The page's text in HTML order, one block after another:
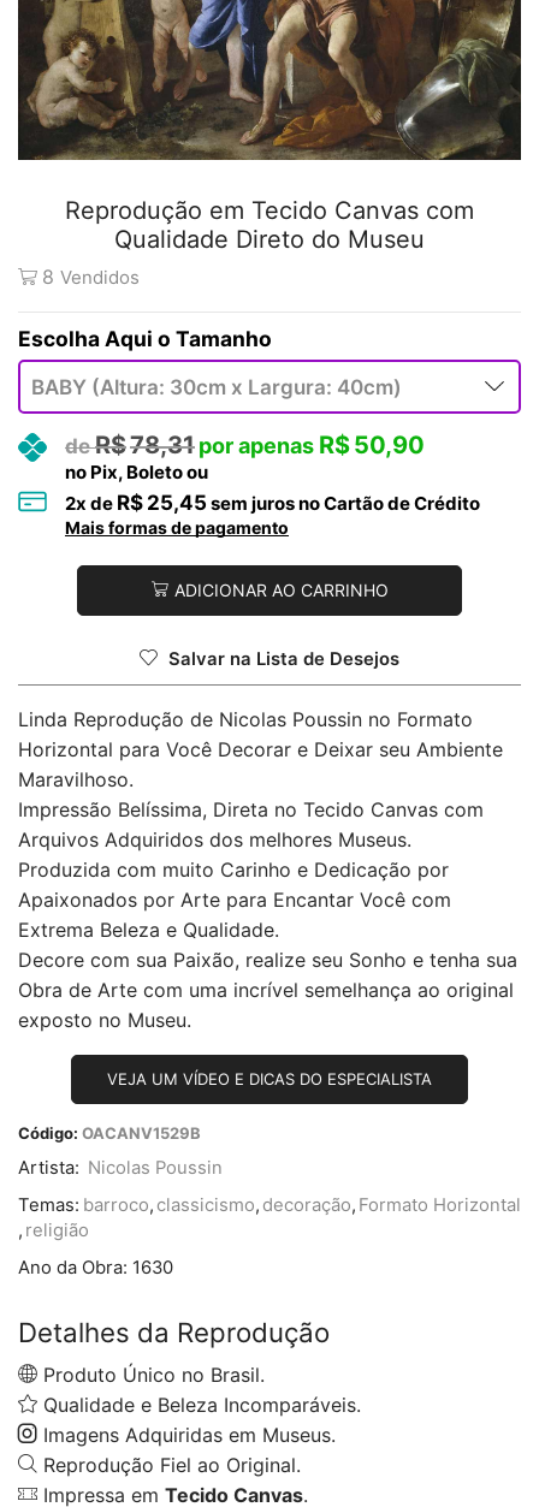
Reprodução em Tecido Canvas com
Qualidade Direto do Museu
8 Vendidos
Tamanho
R$78,31 R$50,90
no Pix, Boleto ou
2x de R$ 25,45 sem juros no Cartão de Crédito
Mais formas de pagamento
ADICIONAR AO CARRINHO
Salvar na Lista de Desejos
Linda Reprodução de Nicolas Poussin no Formato
Horizontal para Você Decorar e Deixar seu Ambiente
Maravilhoso.
Impressão Belíssima, Direta no Tecido Canvas com
Arquivos Adquiridos dos melhores Museus.
Produzida com muito Carinho e Dedicação por
Apaixonados por Arte para Encantar Você com
Extrema Beleza e Qualidade.
Decore com sua Paixão, realize seu Sonho e tenha sua
Obra de Arte com uma incrível semelhança ao original
exposto no Museu.
VEJA UM VÍDEO E DICAS DO ESPECIALISTA
Código: OACANV1529B
Artista: Nicolas Poussin
Temas: barroco, classicismo, decoração, Formato Horizontal
, religião
Ano da Obra: 1630
Detalhes da Reprodução
Produto Único no Brasil.
Qualidade e Beleza Incomparáveis.
Imagens Adquiridas em Museus.
Reprodução Fiel ao Original.
Impressa em Tecido Canvas.